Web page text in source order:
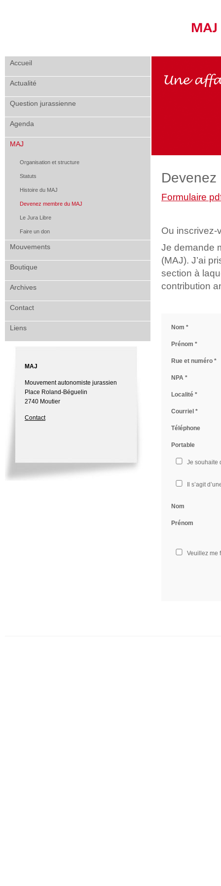
Accueil
Actualité
Question jurassienne
Agenda
MAJ
Organisation et structure
Statuts
Histoire du MAJ
Devenez membre du MAJ
Le Jura Libre
Faire un don
Mouvements
Boutique
Archives
Contact
Liens
Devenez
Formulaire
Ou inscrivez-
Je demande
(MAJ). J’ai
section à
contribution
Nom *
Prénom *
Rue et numéro *
NPA *
Localité *
Courriel *
Téléphone
Portable
Je souhaite
Il s’agit
Nom
Prénom
Veuillez me
MAJ
Mouvement autonomiste jurassien
Place Roland-Béguelin
2740 Moutier
Contact